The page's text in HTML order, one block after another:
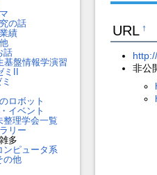
の話
績
話
基盤情報学演習
II
ロボット
イベント
整理学会一覧
リー
多
ンピュータ系
の他
URL †
非公